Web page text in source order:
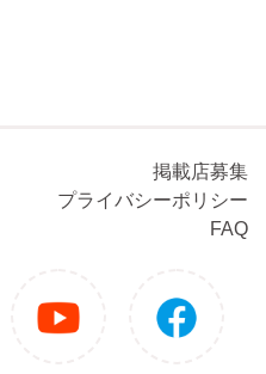
掲載店募集
プライバシーポリシー
FAQ